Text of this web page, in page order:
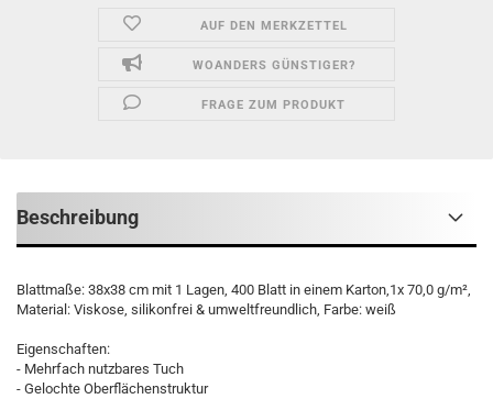
AUF DEN MERKZETTEL
WOANDERS GÜNSTIGER?
FRAGE ZUM PRODUKT
Beschreibung
Blattmaße: 38x38 cm mit 1 Lagen, 400 Blatt in einem Karton,1x 70,0 g/m²,
Material: Viskose, silikonfrei & umweltfreundlich, Farbe: weiß
Eigenschaften:
- Mehrfach nutzbares Tuch
- Gelochte Oberflächenstruktur